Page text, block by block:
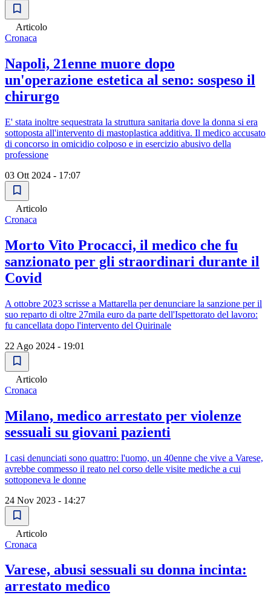
Articolo
Cronaca
Napoli, 21enne muore dopo
un'operazione estetica al seno: sospeso il
chirurgo
E' stata inoltre sequestrata la struttura sanitaria dove la donna si era
sottoposta all'intervento di mastoplastica additiva. Il medico accusato
di concorso in omicidio colposo e in esercizio abusivo della
professione
03 Ott 2024 - 17:07
Articolo
Cronaca
Morto Vito Procacci, il medico che fu
sanzionato per gli straordinari durante il
Covid
A ottobre 2023 scrisse a Mattarella per denunciare la sanzione per il
suo reparto di oltre 27mila euro da parte dell'Ispettorato del lavoro:
fu cancellata dopo l'intervento del Quirinale
22 Ago 2024 - 19:01
Articolo
Cronaca
Milano, medico arrestato per violenze
sessuali su giovani pazienti
I casi denunciati sono quattro: l'uomo, un 40enne che vive a Varese,
avrebbe commesso il reato nel corso delle visite mediche a cui
sottoponeva le donne
24 Nov 2023 - 14:27
Articolo
Cronaca
Varese, abusi sessuali su donna incinta:
arrestato medico